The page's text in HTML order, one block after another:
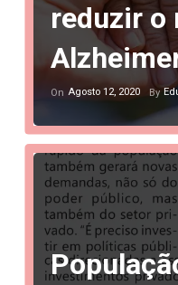
reduzir o
On Agosto 12, 2020 By